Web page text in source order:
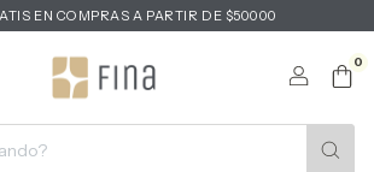
EN COMPRAS A PARTIR DE $50000
0